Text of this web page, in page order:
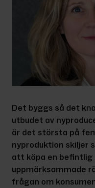
Det byggs så det
utbudet av
är det största på
nyproduktion skiljer
att köpa en
uppmärksammade
frågan om